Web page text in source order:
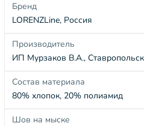
Бренд
LORENZLine, Россия
Производитель
ИП Мурзаков В.А.,
Состав материала
80% хлопок, 20% полиамид
Шов на мыске